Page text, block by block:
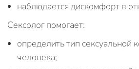
наблюдается дискомфорт в
Сексолог помогает:
определить тип сексуальной
человека;